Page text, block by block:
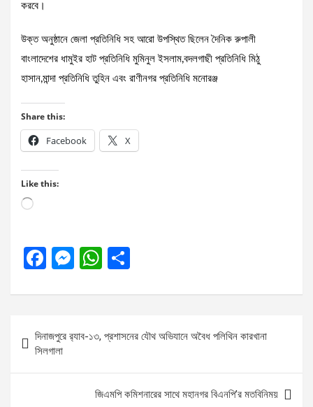
করবে।
উক্ত অনুষ্ঠানে জেলা প্রতিনিধি সহ আরো উপস্থিত ছিলেন দৈনিক রুপালী
বাংলাদেশের ধামুইর হাট প্রতিনিধি মুমিনুল ইসলাম,বদলগাছী প্রতিনিধি মিঠু
হাসান,মান্দা প্রতিনিধি তুহিন এবং রাণীনগর প্রতিনিধি মনোরঞ্জ
Share this:
Facebook X
Like this:
Loading…
F
ce
o
o
M
se
g
er
W
at
A
p
p
ar
Post
navigation
দিনাজপুরে র‌্যাব-১৩, প্রশাসনের যৌথ অভিযানে অবৈধ পলিথিন কারখানা
সিলগালা
জিএমপি কমিশনারের সাথে মহানগর বিএনপি’র মতবিনিময়